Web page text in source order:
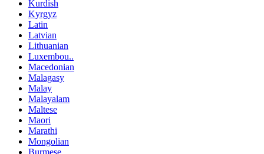
Kurdish
Kyrgyz
Latin
Latvian
Lithuanian
Luxembou..
Macedonian
Malagasy
Malay
Malayalam
Maltese
Maori
Marathi
Mongolian
Burmese